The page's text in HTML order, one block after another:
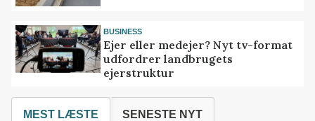
BUSINESS
Ejer eller medejer? Nyt tv-format
udfordrer landbrugets
ejerstruktur
MEST LÆSTE SENESTE NYT